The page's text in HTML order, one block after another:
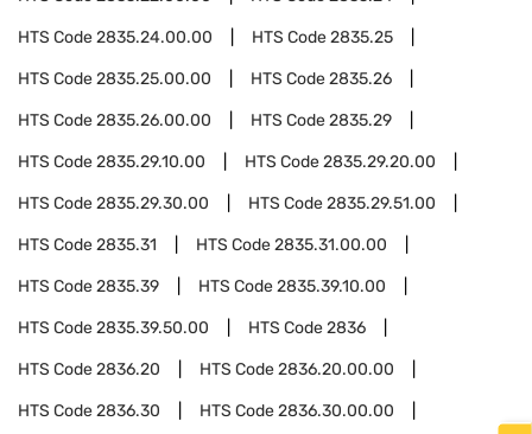
HTS Code2835.24.00.00 HTS Code2835.25
HTS Code2835.25.00.00 HTS Code2835.26
HTS Code2835.26.00.00 HTS Code2835.29
HTS Code2835.29.10.00 HTS Code2835.29.20.00
HTS Code2835.29.30.00 HTS Code2835.29.51.00
HTS Code2835.31 HTS Code2835.31.00.00
HTS Code2835.39 HTS Code2835.39.10.00
HTS Code2835.39.50.00 HTS Code2836
HTS Code2836.20 HTS Code2836.20.00.00
HTS Code2836.30 HTS Code2836.30.00.00